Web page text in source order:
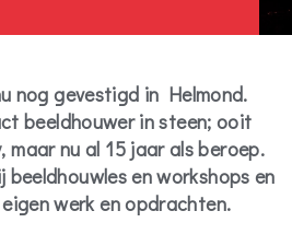
nog gevestigd in Helmond.
beeldhouwer in steen; ooit
maar nu al 15 jaar als beroep.
en workshops en
werk en opdrachten.